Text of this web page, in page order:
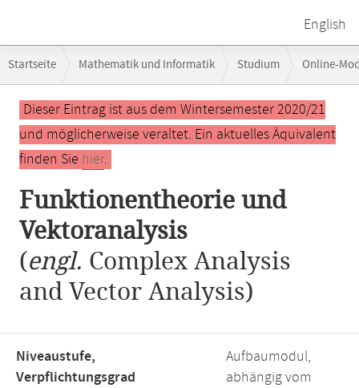
English
Navigation
Startseite Mathematik und Informatik Studium Online-
Hauptinhalt
Dieser Eintrag ist aus dem Wintersemester 2020/21
und möglicherweise veraltet. Ein aktuelles Äquivalent
finden Sie hier.
Funktionentheorie und
Vektoranalysis
(engl. Complex Analysis
and Vector Analysis)
Niveaustufe,
Verpflichtungsgrad
Aufbaumodul,
abhängig vom